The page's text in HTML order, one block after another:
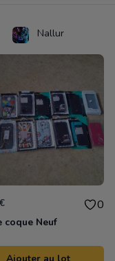
Nallur
0
coque Neuf